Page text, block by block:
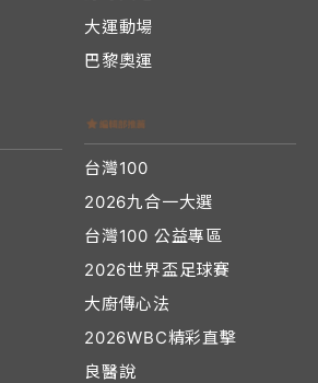
大運動場
巴黎奧運
台灣100
2026九合一大選
台灣100 公益專區
2026世界盃足球賽
大廚傳心法
2026WBC精彩直擊
良醫說